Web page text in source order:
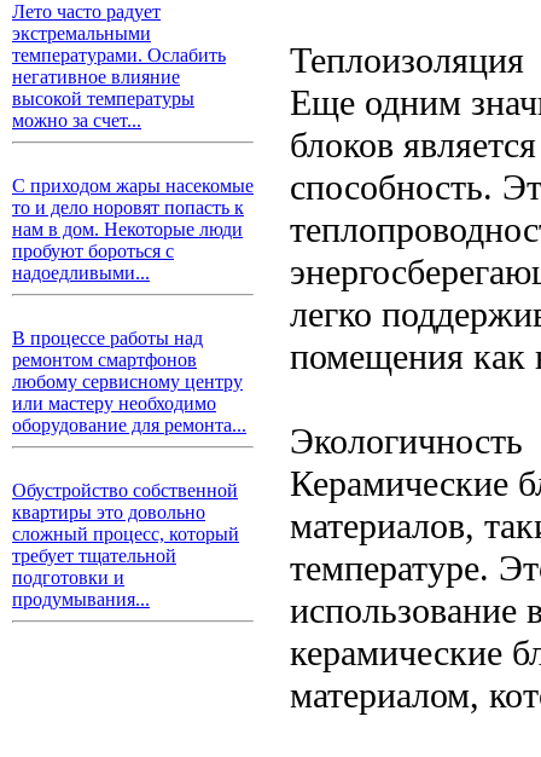
Лето часто радует
экстремальными
температурами. Ослабить
негативное влияние
высокой температуры
можно за счет...
С приходом жары насекомые
то и дело норовят попасть к
нам в дом. Некоторые люди
пробуют бороться с
надоедливыми...
В процессе работы над
ремонтом смартфонов
любому сервисному центру
или мастеру необходимо
оборудование для ремонта...
Обустройство собственной
квартиры это довольно
сложный процесс, который
требует тщательной
подготовки и
продумывания...
Теплоизоляция
Еще одним
блоков
способность.
легко
помещения как
Экологичность
Керамические
материалов,
температуре.
использование
керамические
материалом,